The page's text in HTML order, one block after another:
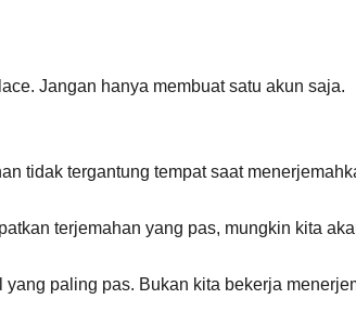
Jangan hanya membuat satu akun saja.
tidak tergantung tempat saat
terjemahan yang pas, mungkin kita
paling pas. Bukan kita bekerja